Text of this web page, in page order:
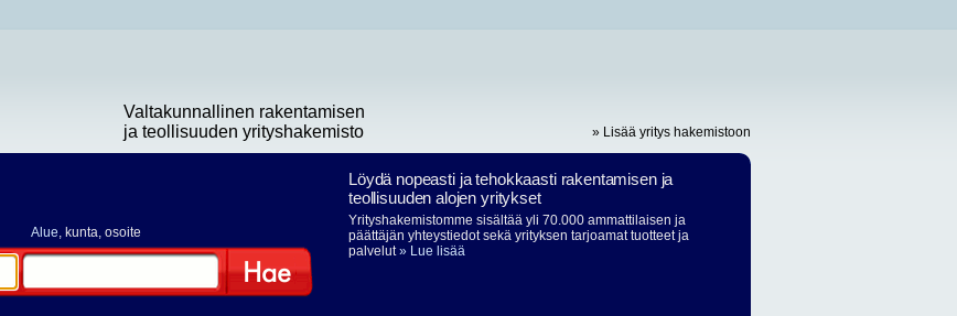
Valtakunnallinen rakentamisen
ja teollisuuden yrityshakemisto
» Lisää yritys hakemistoon
Alue, kunta, osoite
Löydä nopeasti ja tehokkaasti rakentamisen ja
teollisuuden alojen yritykset
Yrityshakemistomme sisältää yli 70.000 ammattilaisen ja
päättäjän yhteystiedot sekä yrityksen tarjoamat tuotteet ja
palvelut» Lue lisää